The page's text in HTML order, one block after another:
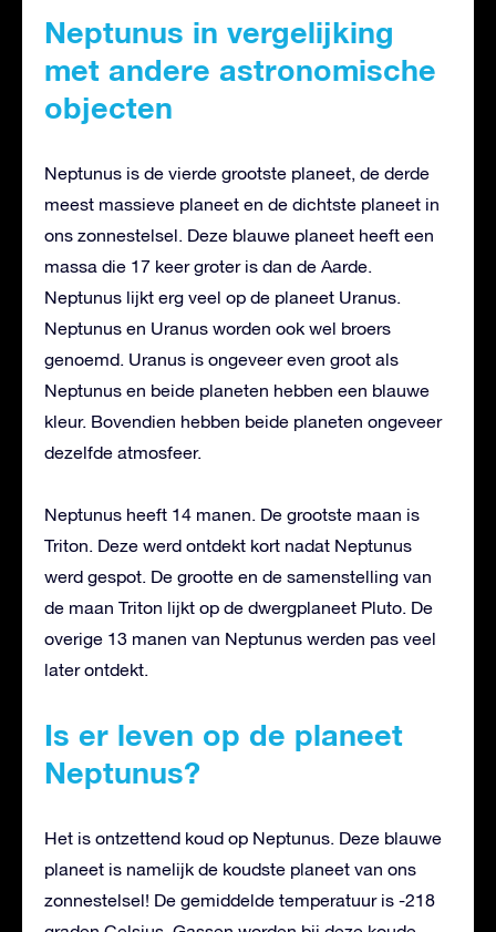
Neptunus in vergelijking
met andere astronomische
objecten
Neptunus is de vierde grootste planeet, de derde
meest massieve planeet en de dichtste planeet in
ons zonnestelsel. Deze blauwe planeet heeft een
massa die 17 keer groter is dan de Aarde.
Neptunus lijkt erg veel op de planeet Uranus.
Neptunus en Uranus worden ook wel broers
genoemd. Uranus is ongeveer even groot als
Neptunus en beide planeten hebben een blauwe
kleur. Bovendien hebben beide planeten ongeveer
dezelfde atmosfeer.
Neptunus heeft 14 manen. De grootste maan is
Triton. Deze werd ontdekt kort nadat Neptunus
werd gespot. De grootte en de samenstelling van
de maan Triton lijkt op de dwergplaneet Pluto. De
overige 13 manen van Neptunus werden pas veel
later ontdekt.
Is er leven op de planeet
Neptunus?
Het is ontzettend koud op Neptunus. Deze blauwe
planeet is namelijk de koudste planeet van ons
zonnestelsel! De gemiddelde temperatuur is -218